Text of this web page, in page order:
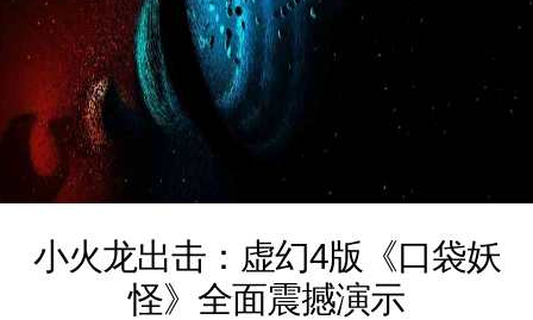
小火龙出击：虚幻4版《口袋妖
怪》全面震撼演示